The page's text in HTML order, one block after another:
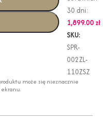
30 dni:
1,899.00 zł
SKU:
SPR-
002ZL-
110ZSZ
może się nieznacznie
ekranu.